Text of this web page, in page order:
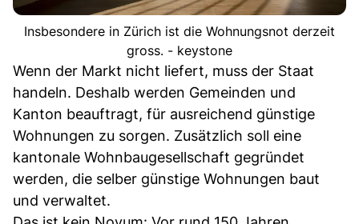
Insbesondere in Zürich ist die Wohnungsnot derzeit
gross. - keystone
Wenn der Markt nicht liefert, muss der Staat
handeln. Deshalb werden Gemeinden und
Kanton beauftragt, für ausreichend günstige
Wohnungen zu sorgen. Zusätzlich soll eine
kantonale Wohnbaugesellschaft gegründet
werden, die selber günstige Wohnungen baut
und verwaltet.